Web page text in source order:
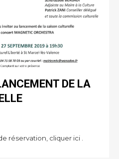
DE LA
réservation, cliquer ici .